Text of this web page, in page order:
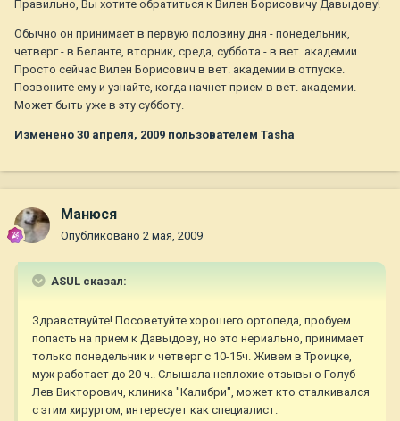
Правильно, Вы хотите обратиться к Вилен Борисовичу Давыдову!
Обычно он принимает в первую половину дня - понедельник,
четверг - в Беланте, вторник, среда, суббота - в вет. академии.
Просто сейчас Вилен Борисович в вет. академии в отпуске.
Позвоните ему и узнайте, когда начнет прием в вет. академии.
Может быть уже в эту субботу.
Изменено 30 апреля, 2009 пользователем Tasha
Манюся
Опубликовано 2 мая, 2009
ASUL сказал:
Здравствуйте! Посоветуйте хорошего ортопеда, пробуем
попасть на прием к Давыдову, но это нериально, принимает
только понедельник и четверг с 10-15ч. Живем в Троицке,
муж работает до 20 ч.. Слышала неплохие отзывы о Голуб
Лев Викторович, клиника "Калибри", может кто сталкивался
с этим хирургом, интересует как специалист.